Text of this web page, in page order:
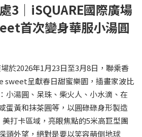
3｜ iSQUARE國際廣場
首次變身華服小湯圓
於2026年1月23日至3月8日，聯乘香
呈獻春日甜蜜樂園，插畫家波比
小湯圓、呆珠、柴火人、小水滴、在
蛋黃和抹茶圓等，以圓碌碌身形製造
打卡區域，亮眼焦點的5米高巨型團
頭外望，絕對是要以笑容萌倒地球